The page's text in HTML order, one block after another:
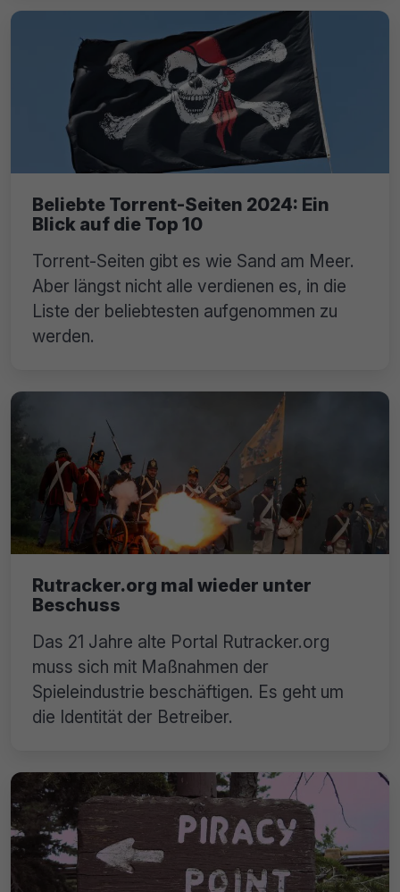
Beliebte Torrent-Seiten 2024: Ein
Blick auf die Top 10
Torrent-Seiten gibt es wie Sand am Meer.
Aber längst nicht alle verdienen es, in die
Liste der beliebtesten aufgenommen zu
werden.
Rutracker.org mal wieder unter
Beschuss
Das 21 Jahre alte Portal Rutracker.org
muss sich mit Maßnahmen der
Spieleindustrie beschäftigen. Es geht um
die Identität der Betreiber.